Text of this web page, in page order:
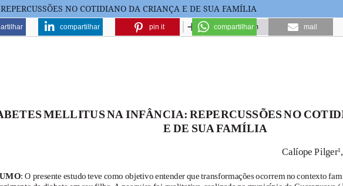
NO COTIDIANO DA CRIANÇA E DE SUA FAMÍLIA
compartilhar pin it compartilhar mail